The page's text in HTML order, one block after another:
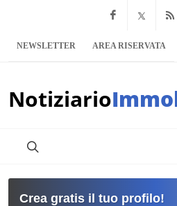
Facebook
NEWSLETTER AREA RISERVATA
Notiziario
Crea gratis il tuo profilo!